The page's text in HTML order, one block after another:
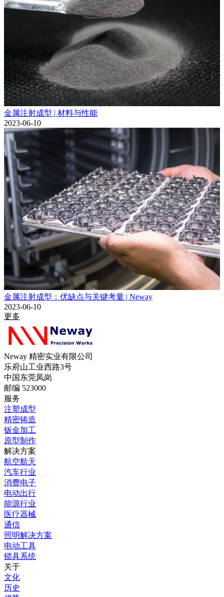
金属注射成型 | 材料与性能
2023-06-10
金属注射成型：优缺点与关键考量 | Neway
2023-06-10
更多
Neway 精密实业有限公司
乐府山工业西路3号
中国东莞凤岗
邮编 523000
服务
注塑成型
精密铸造
钣金加工
原型制作
解决方案
航空航天
汽车行业
消费电子
电动出行
能源行业
医疗器械
通信
照明解决方案
电动工具
锁具系统
关于
文化
历史